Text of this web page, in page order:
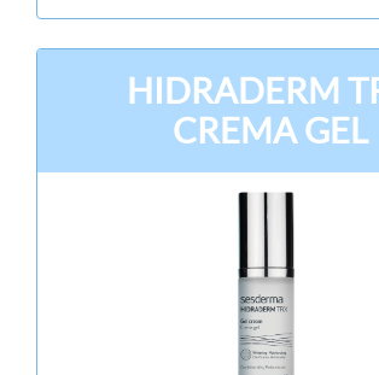
HIDRADERM
CREMA GEL